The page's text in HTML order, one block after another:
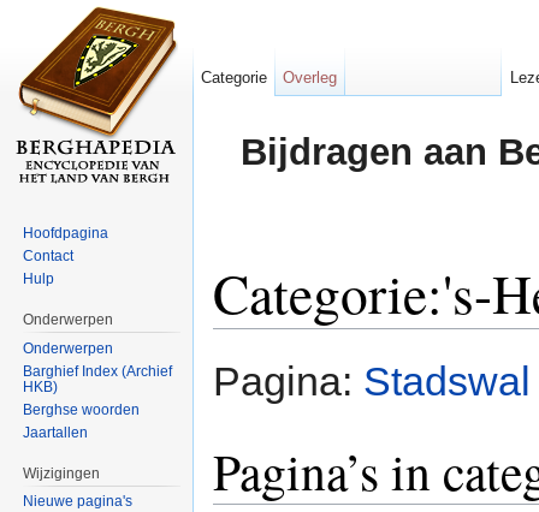
Bijdragen aan
Categorie:'s-
Pagina: Stadswal
Pagina’s in
Categorie Overleg
Hoofdpagina
Contact
Hulp
Onderwerpen
Onderwerpen
Barghief Index (Archief
HKB)
Berghse woorden
Jaartallen
Wijzigingen
Nieuwe pagina's